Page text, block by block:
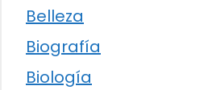
Belleza
Biografía
Biología